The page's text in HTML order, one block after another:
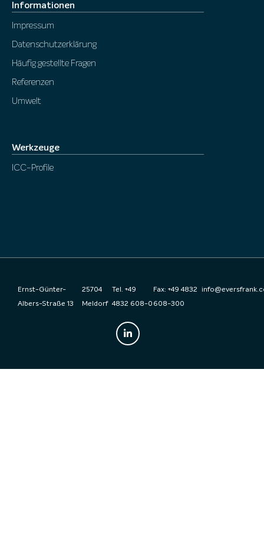
Informationen
Impressum
Datenschutzerklärung
Häufig gestellte Fragen
Referenzen
Umwelt
Werkzeuge
ICC-Profile
Ernst-Günter-
Albers-Straße 13
25704
Meldorf
Tel. +49
4832 608-0
Fax: +49 4832
608-300